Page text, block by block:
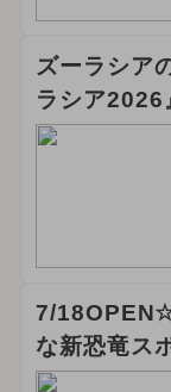
ズーラシア
ラシア2026
7/
な新恐竜ス